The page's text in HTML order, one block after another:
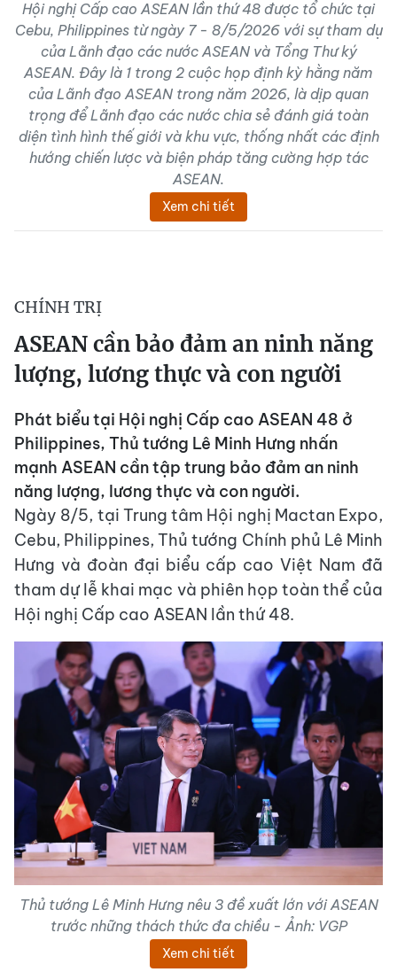
Hội nghị Cấp cao ASEAN lần thứ 48 được tổ chức tại
Cebu, Philippines từ ngày 7 - 8/5/2026 với sự tham dự
của Lãnh đạo các nước ASEAN và Tổng Thư ký
ASEAN. Đây là 1 trong 2 cuộc họp định kỳ hằng năm
của Lãnh đạo ASEAN trong năm 2026, là dịp quan
trọng để Lãnh đạo các nước chia sẻ đánh giá toàn
diện tình hình thế giới và khu vực, thống nhất các định
hướng chiến lược và biện pháp tăng cường hợp tác
ASEAN.
Xem chi tiết
CHÍNH TRỊ
ASEAN cần bảo đảm an ninh năng
lượng, lương thực và con người
Phát biểu tại Hội nghị Cấp cao ASEAN 48 ở
Philippines, Thủ tướng Lê Minh Hưng nhấn
mạnh ASEAN cần tập trung bảo đảm an ninh
năng lượng, lương thực và con người.
Ngày 8/5, tại Trung tâm Hội nghị Mactan Expo,
Cebu, Philippines, Thủ tướng Chính phủ Lê Minh
Hưng và đoàn đại biểu cấp cao Việt Nam đã
tham dự lễ khai mạc và phiên họp toàn thể của
Hội nghị Cấp cao ASEAN lần thứ 48.
Thủ tướng Lê Minh Hưng nêu 3 đề xuất lớn với ASEAN
trước những thách thức đa chiều - Ảnh: VGP
Xem chi tiết